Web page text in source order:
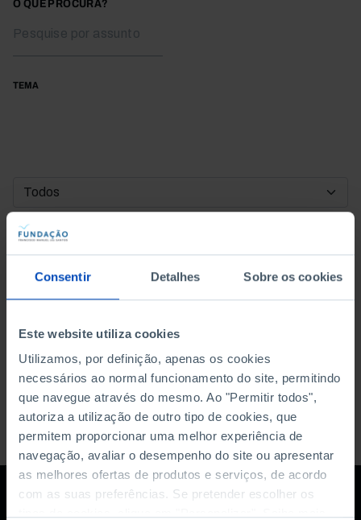
Consentir Detalhes Sobre os cookies
Este website utiliza cookies
Utilizamos, por definição, apenas os cookies
necessários ao normal funcionamento do site, permitindo
que navegue através do mesmo. Ao "Permitir todos",
autoriza a utilização de outro tipo de cookies, que
permitem proporcionar uma melhor experiência de
navegação, avaliar o desempenho do site ou apresentar
as melhores ofertas de produtos e serviços, de acordo
com as suas preferências. Se pretender escolher os
O QUE PROCURA?
TEMA
DATA DE INÍCIO
DATA DE FIM